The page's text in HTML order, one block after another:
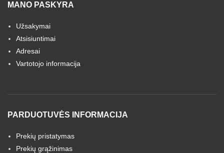
MANO PASKYRA
Užsakymai
Atsisiuntimai
Adresai
Vartotojo informacija
PARDUOTUVĖS INFORMACIJA
Prekių pristatymas
Prekių grąžinimas